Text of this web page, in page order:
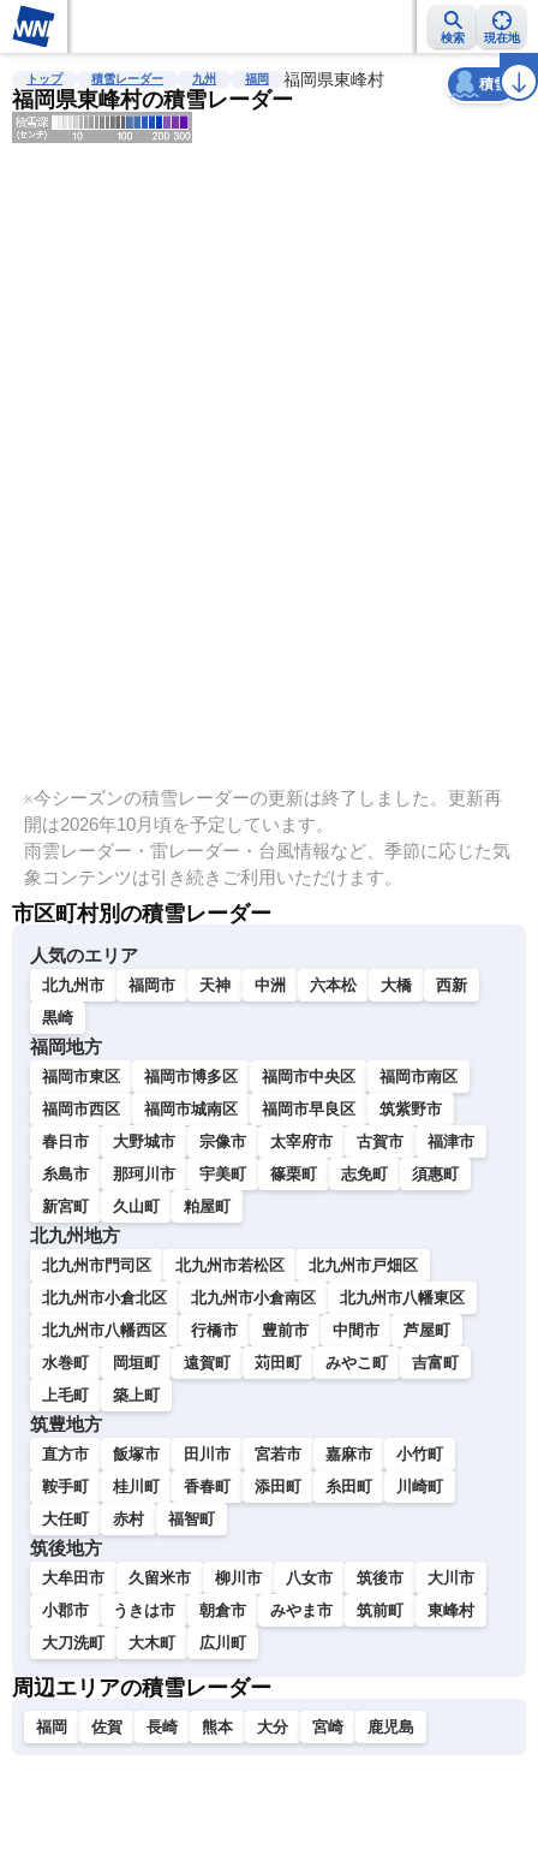
検索 現在地
雨雲レーダー 台風情報 地震情報 警報・注意報 2週間天気 ラ
トップ 積雪レーダー 九州 福岡 福岡県東峰村
福岡県東峰村の積雪レーダー
積雪
天気 台風
※今シーズンの積雪レーダーの更新は終了しました。更新再
開は2026年10月頃を予定しています。
雨雲レーダー・雷レーダー・台風情報など、季節に応じた気
象コンテンツは引き続きご利用いただけます。
市区町村別の積雪レーダー
人気のエリア
北九州市 福岡市 天神 中洲 六本松 大橋
西新
黒崎
福岡地方
福岡市東区 福岡市博多区 福岡市中央区
福岡市南区
福岡市西区
福岡市城南区 福岡市早良区
筑紫野市
春日市
大野城市 宗像市 太宰府市 古賀市
福津市
糸島市
那珂川市 宇美町 篠栗町 志免町
須惠町
新宮町
久山町 粕屋町
北九州地方
北九州市門司区 北九州市若松区
北九州市戸畑区
北九州市小倉北区
北九州市小倉南区
北九州市八幡東区
北九州市八幡西区
行橋市 豊前市 中間市
芦屋町
水巻町
岡垣町 遠賀町 苅田町 みやこ町
吉富町
上毛町
築上町
筑豊地方
直方市 飯塚市 田川市 宮若市 嘉麻市
小竹町
鞍手町
桂川町 香春町 添田町 糸田町
川崎町
大任町
赤村 福智町
筑後地方
大牟田市 久留米市 柳川市 八女市 筑後市
大川市
小郡市
うきは市 朝倉市 みやま市 筑前町
東峰村
大刀洗町
大木町 広川町
周辺エリアの積雪レーダー
福岡 佐賀 長崎 熊本 大分 宮崎 鹿児島